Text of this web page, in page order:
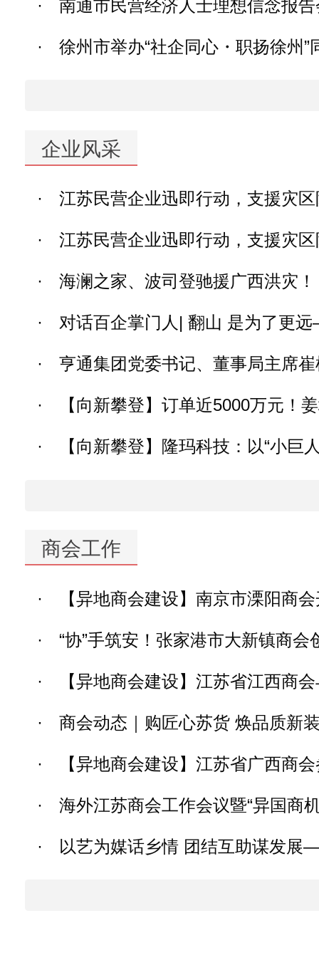
· 南通市民营经济人士理想信念报
· 徐州市举办“社企同心・职扬徐州
企业风采
· 江苏民营企业迅即行动，支援灾
· 江苏民营企业迅即行动，支援灾
· 海澜之家、波司登驰援广西洪灾！
· 对话百企掌门人| 翻山 是为了更
· 亨通集团党委书记、董事局主席
· 【向新攀登】订单近5000万元！
· 【向新攀登】隆玛科技：以“小巨
商会工作
· 【异地商会建设】南京市溧阳商
· “协”手筑安！张家港市大新镇商会
· 【异地商会建设】江苏省江西商
· 商会动态｜购匠心苏货 焕品质新
· 【异地商会建设】江苏省广西商
· 海外江苏商会工作会议暨“异国商
· 以艺为媒话乡情 团结互助谋发